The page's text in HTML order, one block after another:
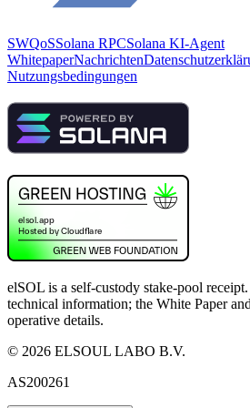
SWQoSSolana RPCSolana KI-Agent
WhitepaperNachrichten
Nutzungsbedingungen
elSOL is a self-custody stake-pool
technical information; the White Paper
operative details.
© 2026 ELSOUL LABO B.V.
AS200261